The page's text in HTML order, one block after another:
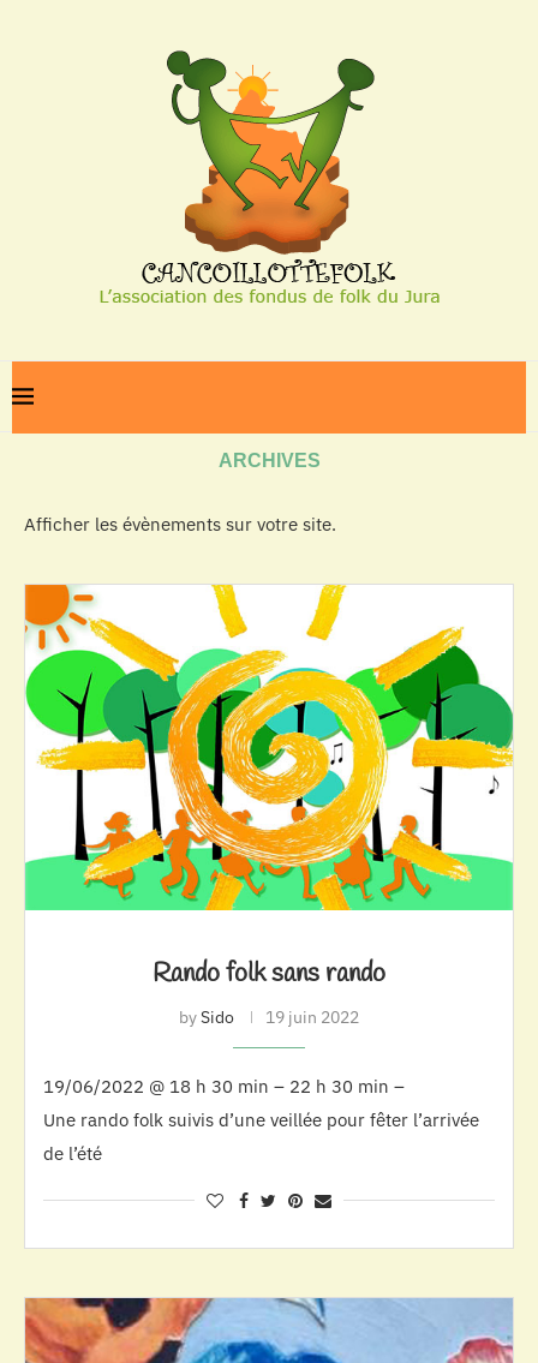
ARCHIVES
Afficher les évènements sur votre site.
Rando folk sans rando
bySido 19 juin 2022
19/06/2022 @ 18 h 30 min – 22 h 30 min –
Une rando folk suivis d’une veillée pour fêter l’arrivée
de l’été